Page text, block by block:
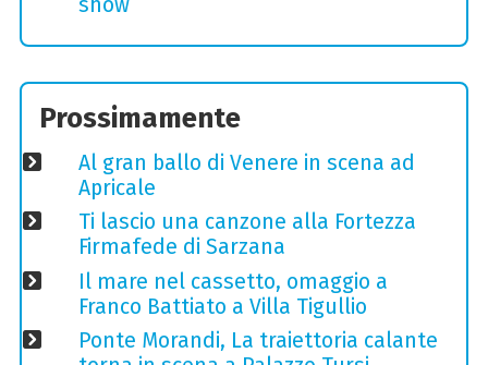
show
Prossimamente
Al gran ballo di Venere in scena ad
Apricale
Ti lascio una canzone alla Fortezza
Firmafede di Sarzana
Il mare nel cassetto, omaggio a
Franco Battiato a Villa Tigullio
Ponte Morandi, La traiettoria calante